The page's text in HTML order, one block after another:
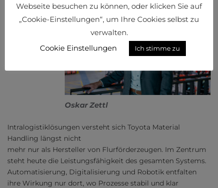
Oskar Zettl
strategischer
Vorteil
Anbieter von
Intralogistiklösungen versteht sich Toyota Material
Handling längst nicht
mehr nur als Hersteller von Flurförderzeugen. Im Zentrum
steht heute die Leistungsfähigkeit des gesamten Systems.
Automatisierung, Digitalisierung und Robotik entfalten
ihre Wirkung nur dort, wo Prozesse stabil und klar
Webseite besuchen zu können, oder klicken Sie auf
„Cookie-Einstellungen“, um Ihre Cookies selbst zu
verwalten.
Cookie Einstellungen
Ich stimme zu